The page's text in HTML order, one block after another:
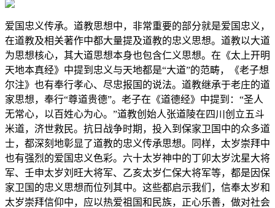
爱国忠义传承。道教思想中，非常重要的部分就是爱国忠义，
在道教及相关著作中都大量提及道教的忠义思想。道教以大道
为思想核心，其大道思想本身也包含仁义思想。在《太上开明
天地本真经》中提到忠义与天地都是“大道”的范畴，《老子想
尔注》也有奉行孝心、尽忠报国的说法。道教继承于老庄的道
家思想，奉行“尊道贵德”。老子在《道德经》中提到：“圣人
无常心，以百姓心为心。”道教创始人张道陵在四川创立五斗
米道，济世救民。抗日战争时期，投入到保家卫国中的众多道
士，都深刻地彰显了道教的忠义传承思想。同样，太岁崇拜中
也有强烈的爱国忠义色彩。六十太岁神中的丁卯太岁沈星大将
军、壬申太岁刘旺大将军、乙亥太岁仁保大将军等，都是因保
家卫国的忠义思想而位列其中。这些都启示我们，信奉太岁和
太岁崇拜信仰中，应以热爱祖国和民族，正心乐善，做对社会